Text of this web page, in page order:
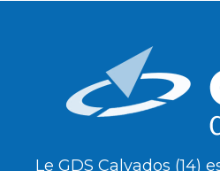
Le GDS Calvados (14)